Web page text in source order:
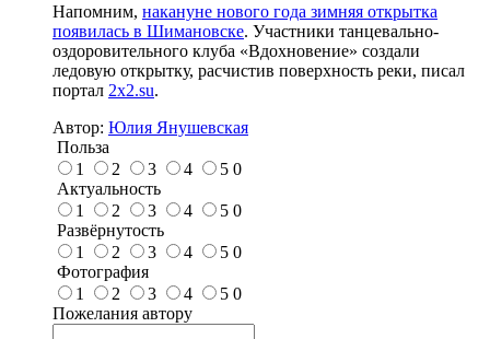
Напомним, накануне нового года зимняя открытка
появилась в Шимановске. Участники танцевально-
оздоровительного клуба «Вдохновение» создали
ледовую открытку, расчистив поверхность реки, писал
портал 2x2.su.
Автор: Юлия Янушевская
Польза
1
2 3 4 5 0
Актуальность
1
2 3 4 5 0
Развёрнутость
1
2 3 4 5 0
Фотография
1
2 3 4 5 0
Пожелания автору